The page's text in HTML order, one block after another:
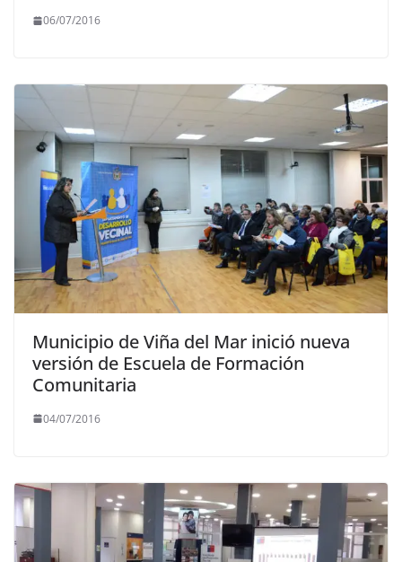
06/07/2016
Municipio de Viña del Mar inició nueva
versión de Escuela de Formación
Comunitaria
04/07/2016